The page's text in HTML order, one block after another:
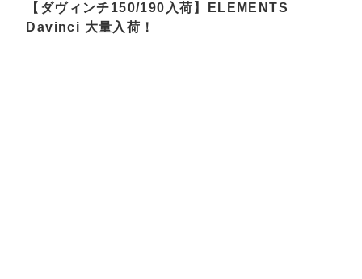
【ダヴィンチ150/190入荷】ELEMENTS
Davinci 大量入荷！